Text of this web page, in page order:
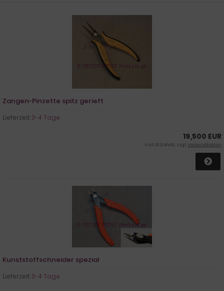
Zangen-Pinzette spitz gerieft
Lieferzeit:3-4 Tage
19,500 EUR
inkl. 19 % MwSt. zzgl.Versandkosten
Kunststoffschneider spezial
Lieferzeit:3-4 Tage